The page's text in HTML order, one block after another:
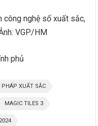
công nghệ số xuất sắc,
VGP/HM
phủ
PHÁP XUẤT SẮC
MAGIC TILES 3